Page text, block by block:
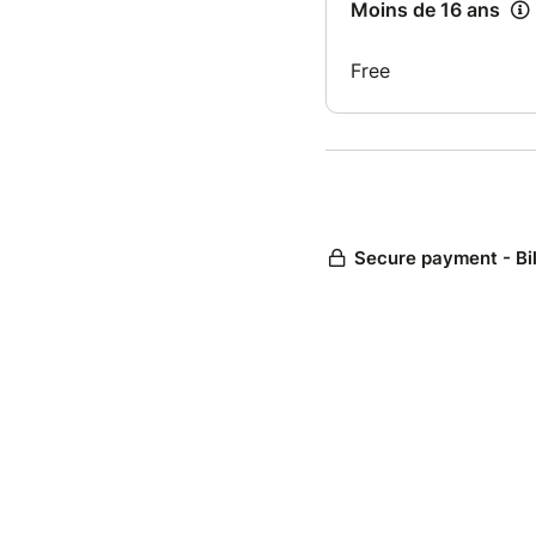
Moins de 16 ans
Free
Secure payment -